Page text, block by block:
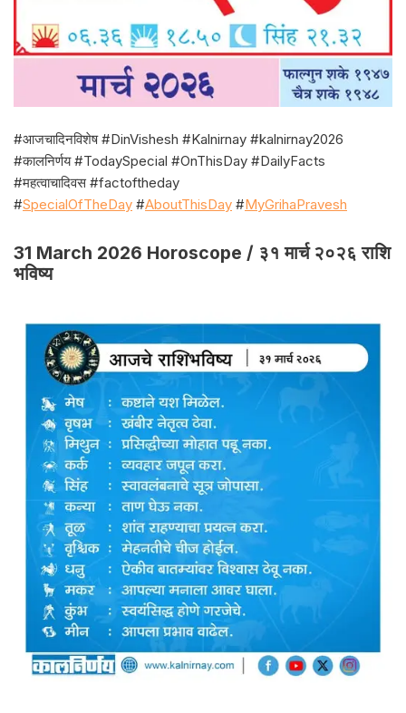
#आजचादिनविशेष #DinVishesh #Kalnirnay #kalnirnay2026
#कालनिर्णय #TodaySpecial #OnThisDay #DailyFacts
#महत्वाचादिवस #factoftheday
#SpecialOfTheDay #AboutThisDay #MyGrihaPravesh
31 March 2026 Horoscope / ३१ मार्च २०२६ राशि
भविष्य